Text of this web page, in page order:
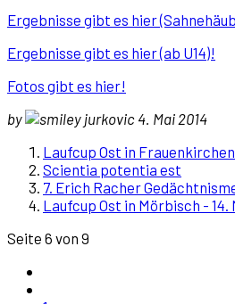
Ergebnisse gibt es hier
Ergebnisse gibt es hier (ab U14)!
Fotos gibt es hier!
by
jurkovic 4. Mai 2014
Laufcup Ost in Frauenkirchen
Scientia potentia est
7. Erich Racher
Laufcup Ost in Mörbisch -
Seite 6 von 9